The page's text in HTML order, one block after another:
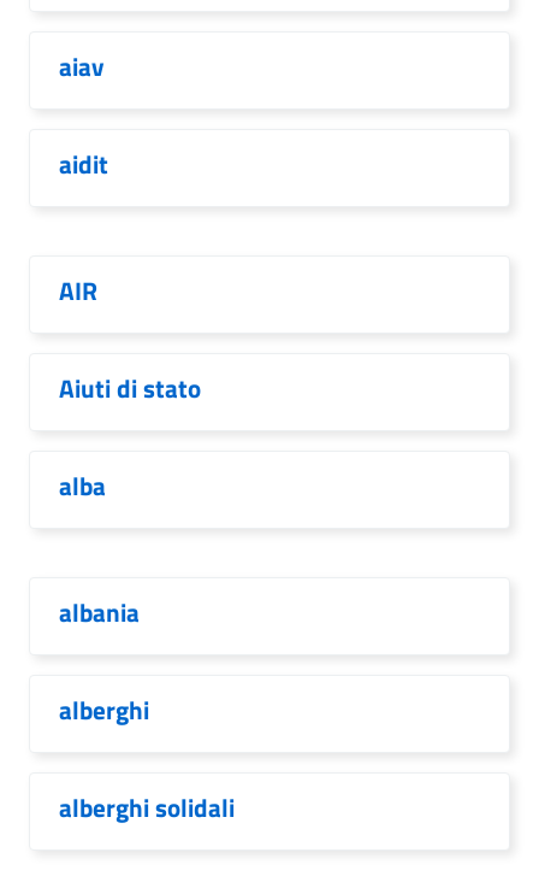
aiav
aidit
AIR
Aiuti di stato
alba
albania
alberghi
alberghi solidali